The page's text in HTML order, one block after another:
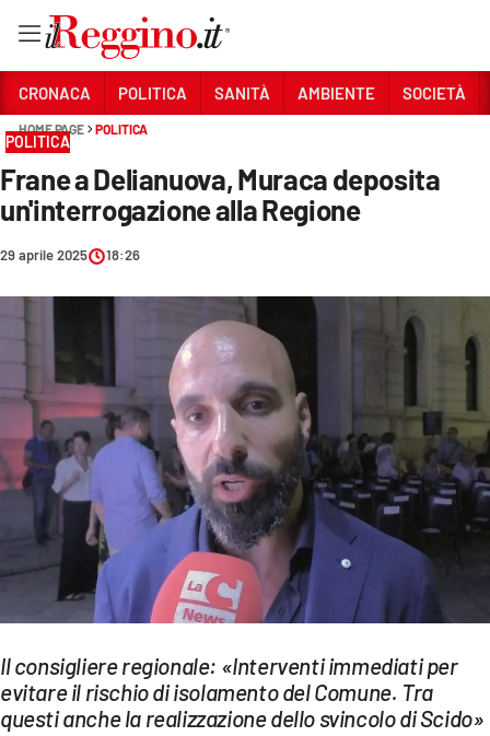
Sezioni
CRONACA
CULTURA
ECONOMIA E LAVORO
EVENTI
SPORT
Streaming
LAC TV
LAC NETWORK
CRONACA POLITICA SANITÀ AMBIENTE SOCIETÀ
HOME PAGE POLITICA
POLITICA
Frane a Delianuova, Muraca deposita
un'interrogazione alla Regione
29 aprile 2025 18:26
Il consigliere regionale: «Interventi immediati per
evitare il rischio di isolamento del Comune. Tra
questi anche la realizzazione dello svincolo di Scido»